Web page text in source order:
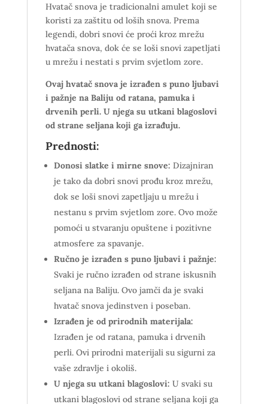
Hvatač snova je tradicionalni amulet koji se
koristi za zaštitu od loših snova. Prema
legendi, dobri snovi će proći kroz mrežu
hvatača snova, dok će se loši snovi zapetljati
u mrežu i nestati s prvim svjetlom zore.
Ovaj hvatač snova je izrađen s puno ljubavi
i pažnje na Baliju od ratana, pamuka i
drvenih perli. U njega su utkani blagoslovi
od strane seljana koji ga izrađuju.
Prednosti:
Donosi slatke i mirne snove: Dizajniran
je tako da dobri snovi prođu kroz mrežu,
dok se loši snovi zapetljaju u mrežu i
nestanu s prvim svjetlom zore. Ovo može
pomoći u stvaranju opuštene i pozitivne
atmosfere za spavanje.
Ručno je izrađen s puno ljubavi i pažnje:
Svaki je ručno izrađen od strane iskusnih
seljana na Baliju. Ovo jamči da je svaki
hvatač snova jedinstven i poseban.
Izrađen je od prirodnih materijala:
Izrađen je od ratana, pamuka i drvenih
perli. Ovi prirodni materijali su sigurni za
vaše zdravlje i okoliš.
U njega su utkani blagoslovi: U svaki su
utkani blagoslovi od strane seljana koji ga